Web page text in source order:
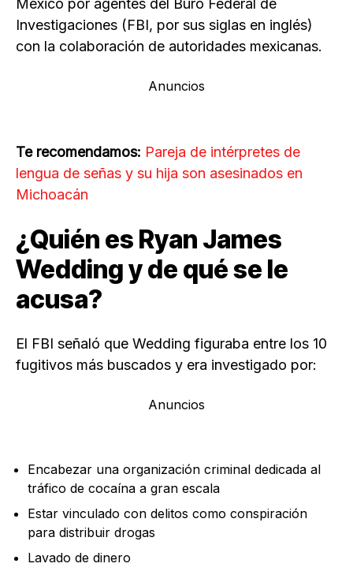
México por agentes del Buró Federal de
Investigaciones (FBI, por sus siglas en inglés)
con la colaboración de autoridades mexicanas.
Anuncios
Te recomendamos: Pareja de intérpretes de
lengua de señas y su hija son asesinados en
Michoacán
¿Quién es Ryan James
Wedding y de qué se le
acusa?
El FBI señaló que Wedding figuraba entre los 10
fugitivos más buscados y era investigado por:
Anuncios
Encabezar una organización criminal dedicada al
tráfico de cocaína a gran escala
Estar vinculado con delitos como conspiración
para distribuir drogas
Lavado de dinero